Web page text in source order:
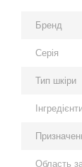
Бренд
Серія
Тип шкіри
Область